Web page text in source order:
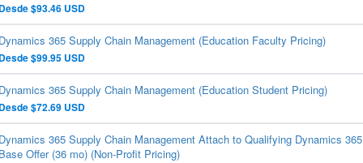
$93.46 USD
365 Supply Chain Management (Education Faculty Pricing)
$99.95 USD
365 Supply Chain Management (Education Student Pricing)
$72.69 USD
365 Supply Chain Management Attach to Qualifying Dynamics 365
Offer (36 mo) (Non-Profit Pricing)